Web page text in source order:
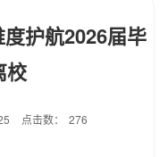
护航2026届毕
校
点击数： 276